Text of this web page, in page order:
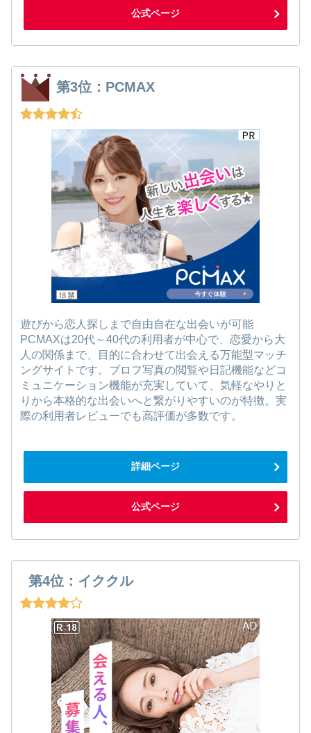
公式ページ
第3位：PCMAX
遊びから恋人探しまで自由自在な出会いが可能
PCMAXは20代～40代の利用者が中心で、恋愛から大
人の関係まで、目的に合わせて出会える万能型マッチ
ングサイトです。プロフ写真の閲覧や日記機能などコ
ミュニケーション機能が充実していて、気軽なやりと
りから本格的な出会いへと繋がりやすいのが特徴。実
際の利用者レビューでも高評価が多数です。
詳細ページ
公式ページ
第4位：イククル